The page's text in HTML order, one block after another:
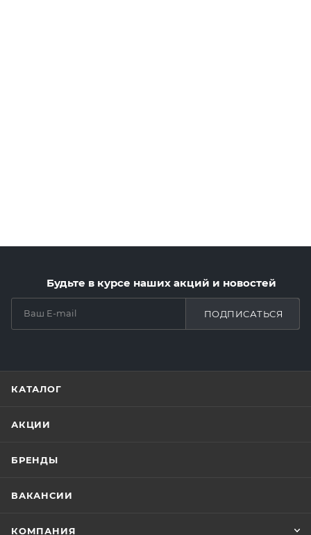
Будьте в курсе наших акций и новостей
ПОДПИСАТЬСЯ
КАТАЛОГ
АКЦИИ
БРЕНДЫ
ВАКАНСИИ
КОМПАНИЯ